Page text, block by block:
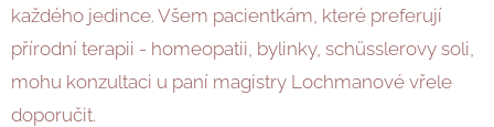
každého jedince. Všem pacientkám, které preferují
přírodní terapii - homeopatii, bylinky, schüsslerovy soli,
mohu konzultaci u paní magistry Lochmanové vřele
doporučit.